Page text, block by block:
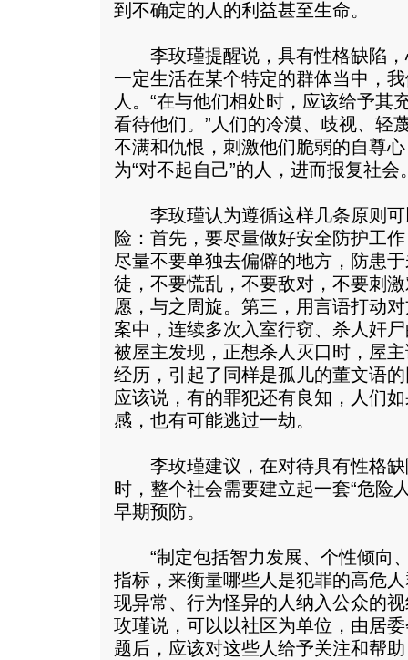
到不确定的人的利益甚至生命。
李玫瑾提醒说，具有性格缺陷，
一定生活在某个特定的群体当中，
人。“在与他们相处时，应该给予其
看待他们。”人们的冷漠、歧视、轻
不满和仇恨，刺激他们脆弱的自尊
为“对不起自己”的人，进而报复社会
李玫瑾认为遵循这样几条原则可
险：首先，要尽量做好安全防护工
尽量不要单独去偏僻的地方，防患
徒，不要慌乱，不要敌对，不要刺
愿，与之周旋。第三，用言语打动
案中，连续多次入室行窃、杀人奸
被屋主发现，正想杀人灭口时，屋
经历，引起了同样是孤儿的董文语
应该说，有的罪犯还有良知，人们
感，也有可能逃过一劫。
李玫瑾建议，在对待具有性格缺
时，整个社会需要建立起一套“危险
早期预防。
“制定包括智力发展、个性倾向
指标，来衡量哪些人是犯罪的高危
现异常、行为怪异的人纳入公众的
玫瑾说，可以以社区为单位，由居
题后，应该对这些人给予关注和帮